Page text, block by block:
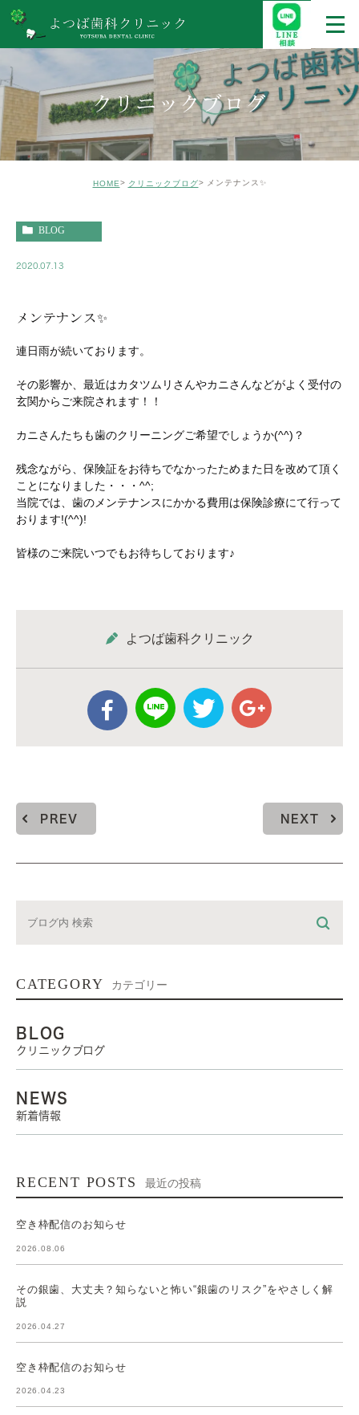
クリニックブログ
HOME クリニックブログ メンテナンス✨
BLOG
2020.07.13
メンテナンス✨
連日雨が続いております。
その影響か、最近はカタツムリさんやカニさんなどがよく受付の
玄関からご来院されます！！
カニさんたちも歯のクリーニングご希望でしょうか(^^)？
残念ながら、保険証をお待ちでなかったためまた日を改めて頂く
ことになりました・・・^^;
当院では、歯のメンテナンスにかかる費用は保険診療にて行って
おります!(^^)!
皆様のご来院いつでもお待ちしております♪
よつば歯科クリニック
PREV NEXT
CATEGORY カテゴリー
BLOG
クリニックブログ
NEWS
新着情報
RECENT POSTS 最近の投稿
空き枠配信のお知らせ
2026.08.06
その銀歯、大丈夫？知らないと怖い“銀歯のリスク”をやさしく解
説
2026.04.27
空き枠配信のお知らせ
2026.04.23